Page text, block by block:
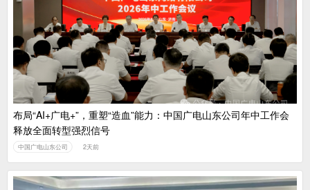
布局“AI+广电+”，重塑“造血”能力：中国广电山东公司年中工作会
释放全面转型强烈信号
中国广电山东公司 2天前